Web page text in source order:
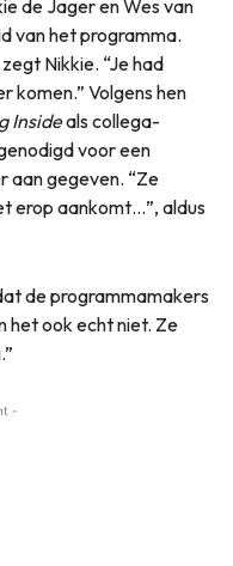
de Jager en Wes van
van het programma.
Nikkie. “Je had
komen.” Volgens hen
Insideals collega-
voor een
aan gegeven. “Ze
erop aankomt…”, aldus
de programmamakers
het ook echt niet. Ze
-